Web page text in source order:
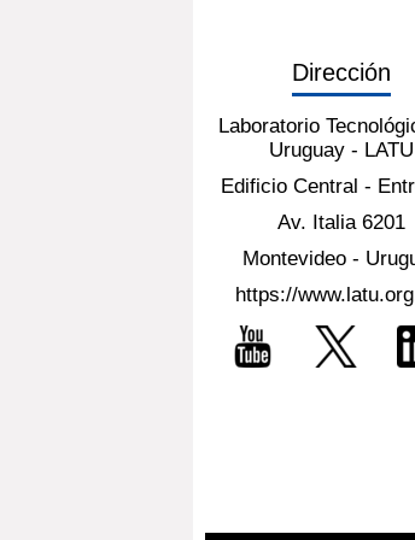
Dirección
Laboratorio
Uruguay - LATU
Edificio Central -
Av. Italia 6201
Montevideo -
https://